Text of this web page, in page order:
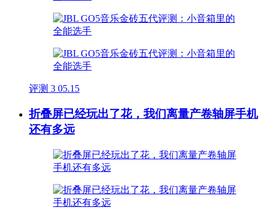
评测 3 05.15
折叠屏已经玩出了花，我们离量产卷轴屏手机
还有多远